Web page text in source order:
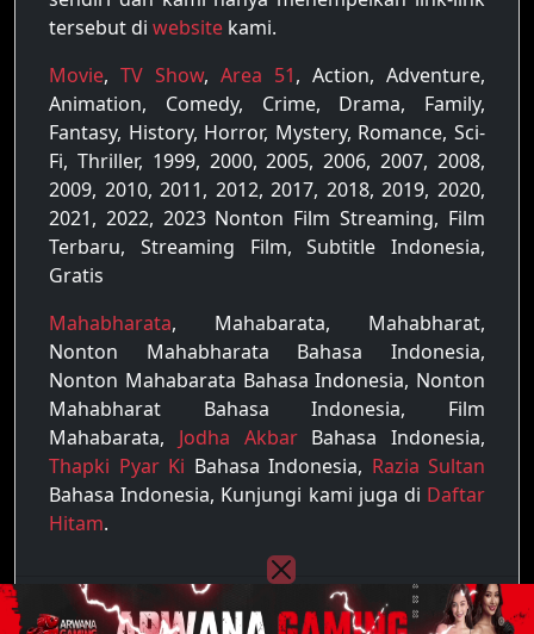
tersebut di website kami.
Movie, TV Show, Area 51, Action, Adventure,
Animation, Comedy, Crime, Drama, Family,
Fantasy, History, Horror, Mystery, Romance, Sci-
Fi, Thriller, 1999, 2000, 2005, 2006, 2007, 2008,
2009, 2010, 2011, 2012, 2017, 2018, 2019, 2020,
2021, 2022, 2023 Nonton Film Streaming, Film
Terbaru, Streaming Film, Subtitle Indonesia,
Gratis
Mahabharata, Mahabarata, Mahabharat,
Nonton Mahabharata Bahasa Indonesia,
Nonton Mahabarata Bahasa Indonesia, Nonton
Mahabharat Bahasa Indonesia, Film
Mahabarata, Jodha AkbarBahasa Indonesia,
Thapki Pyar Ki Bahasa Indonesia, Razia Sultan
Bahasa Indonesia, Kunjungi kami juga di Daftar
Hitam.
Copyright © 2022 - 2026 Raja Film
| All rights